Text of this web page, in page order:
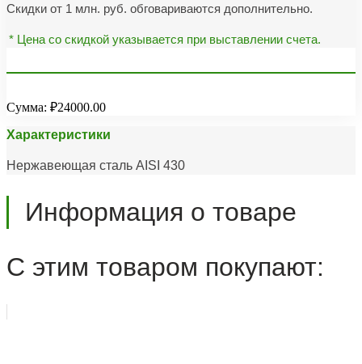
Скидки от 1 млн. руб. обговариваются дополнительно.
* Цена со скидкой указывается при выставлении счета.
Сумма: ₽24000.00
Характеристики
Нержавеющая сталь AISI 430
Информация о товаре
С этим товаром покупают: